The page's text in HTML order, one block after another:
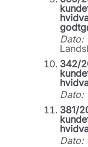
Dato:
342/
Dato:
381/
Dato: